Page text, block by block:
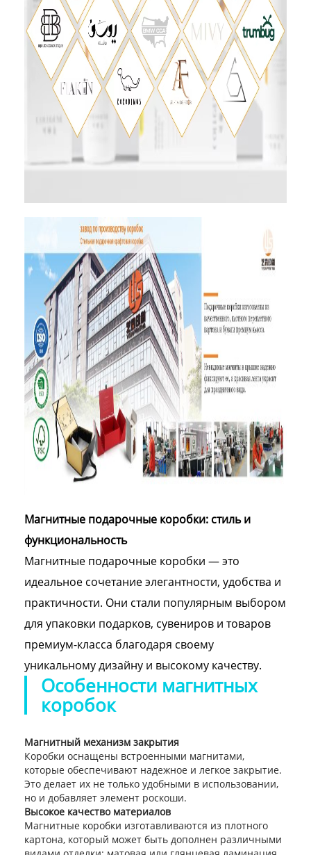
Магнитные подарочные коробки: стиль и
функциональность
Магнитные подарочные коробки — это
идеальное сочетание элегантности, удобства и
практичности. Они стали популярным выбором
для упаковки подарков, сувениров и товаров
премиум-класса благодаря своему
уникальному дизайну и высокому качеству.
Особенности магнитных
коробок
Магнитный механизм закрытия
Коробки оснащены встроенными магнитами,
которые обеспечивают надежное и легкое закрытие.
Это делает их не только удобными в использовании,
но и добавляет элемент роскоши.
Высокое качество материалов
Магнитные коробки изготавливаются из плотного
картона, который может быть дополнен различными